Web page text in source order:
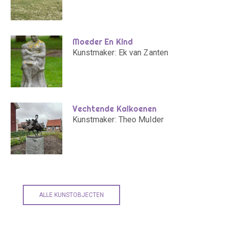
Moeder En Kind
Kunstmaker: Ek van Zanten
Vechtende Kalkoenen
Kunstmaker: Theo Mulder
ALLE KUNSTOBJECTEN